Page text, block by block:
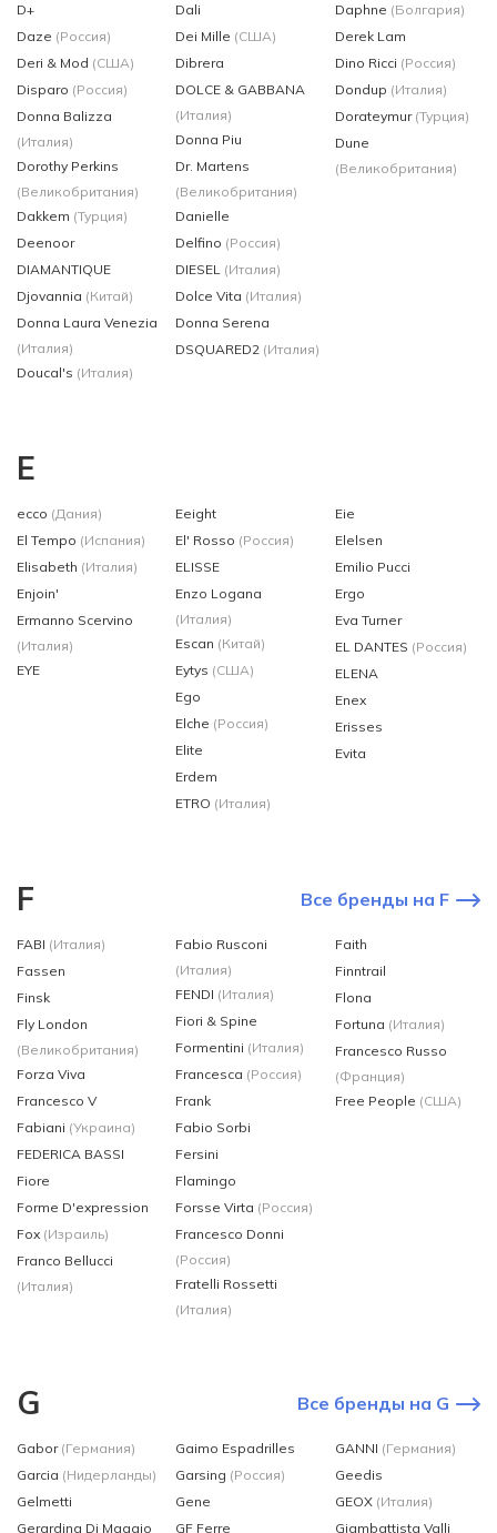
D+
Daze (Россия)
Deri & Mod (США)
Disparo (Россия)
Donna Balizza
(Италия)
Dorothy Perkins
(Великобритания)
Dakkem (Турция)
Deenoor
DIAMANTIQUE
Djovannia (Китай)
Donna Laura Venezia
(Италия)
Doucal's (Италия)
Dali
Dei Mille (США)
Dibrera
DOLCE & GABBANA
(Италия)
Donna Piu
Dr. Martens
(Великобритания)
Danielle
Delfino (Россия)
DIESEL (Италия)
Dolce Vita (Италия)
Donna Serena
DSQUARED2 (Италия)
Daphne (Болгария)
Derek Lam
Dino Ricci (Россия)
Dondup (Италия)
Dorateymur (Турция)
Dune
(Великобритания)
E
ecco (Дания)
El Tempo (Испания)
Elisabeth (Италия)
Enjoin'
Ermanno Scervino
(Италия)
EYE
Eeight
El' Rosso (Россия)
ELISSE
Enzo Logana
(Италия)
Escan (Китай)
Eytys (США)
Ego
Elche (Россия)
Elite
Erdem
ETRO (Италия)
Eie
Elelsen
Emilio Pucci
Ergo
Eva Turner
EL DANTES (Россия)
ELENA
Enex
Erisses
Evita
F Все бренды на F
FABI (Италия)
Fassen
Finsk
Fly London
(Великобритания)
Forza Viva
Francesco V
Fabiani (Украина)
FEDERICA BASSI
Fiore
Forme D'expression
Fox (Израиль)
Franco Bellucci
(Италия)
Fabio Rusconi
(Италия)
FENDI (Италия)
Fiori & Spine
Formentini (Италия)
Francesca (Россия)
Frank
Fabio Sorbi
Fersini
Flamingo
Forsse Virta (Россия)
Francesco Donni
(Россия)
Fratelli Rossetti
(Италия)
Faith
Finntrail
Flona
Fortuna (Италия)
Francesco Russo
(Франция)
Free People (США)
G Все бренды на G
Gabor (Германия)
Garcia (Нидерланды)
Gelmetti
Gerardina Di Maggio
Gaimo Espadrilles
Garsing (Россия)
Gene
GF Ferre
GANNI (Германия)
Geedis
GEOX (Италия)
Giambattista Valli